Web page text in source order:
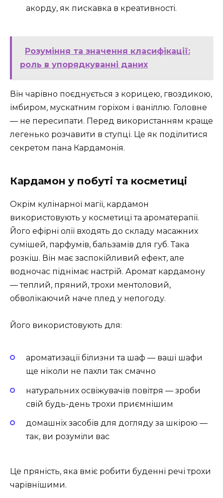
акорду, як пискавка в креативності.
Розуміння та значення класифікації:
роль в упорядкуванні даних
Він чарівно поєднується з корицею, гвоздикою,
імбиром, мускатним горіхом і ваніллю. Головне
— не пересипати. Перед використанням краще
легенько розчавити в ступці. Це як поділитися
секретом пана Кардамонія.
Кардамон у побуті та косметиці
Окрім кулінарної магії, кардамон
використовують у косметиці та ароматерапії.
Його ефірні олії входять до складу масажних
сумішей, парфумів, бальзамів для губ. Така
розкіш. Він має заспокійливий ефект, але
водночас піднімає настрій. Аромат кардамону
— теплий, пряний, трохи ментоловий,
обволікаючий наче плед у непогоду.
Його використовують для:
ароматизації білизни та шаф — ваші шафи
ще ніколи не пахли так смачно
натуральних освіжувачів повітря — зроби
свій будь-день трохи приємнішим
домашніх засобів для догляду за шкірою —
так, ви розуміли вас
Це пряність, яка вміє робити буденні речі трохи
чарівнішими.